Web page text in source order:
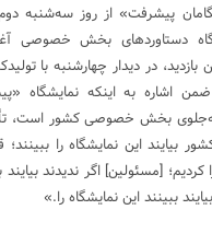
پیشرفت» از روز سه‌شنبه
دستاوردهای بخش خصوصی
در دیدار چهارشنبه با
اشاره به اینکه نمایشگاه
بخش خصوصی کشور است،
بیایند این نمایشگاه را
[مسئولین] اگر ندیدند بیایند
ببینند این نمایشگاه را.»